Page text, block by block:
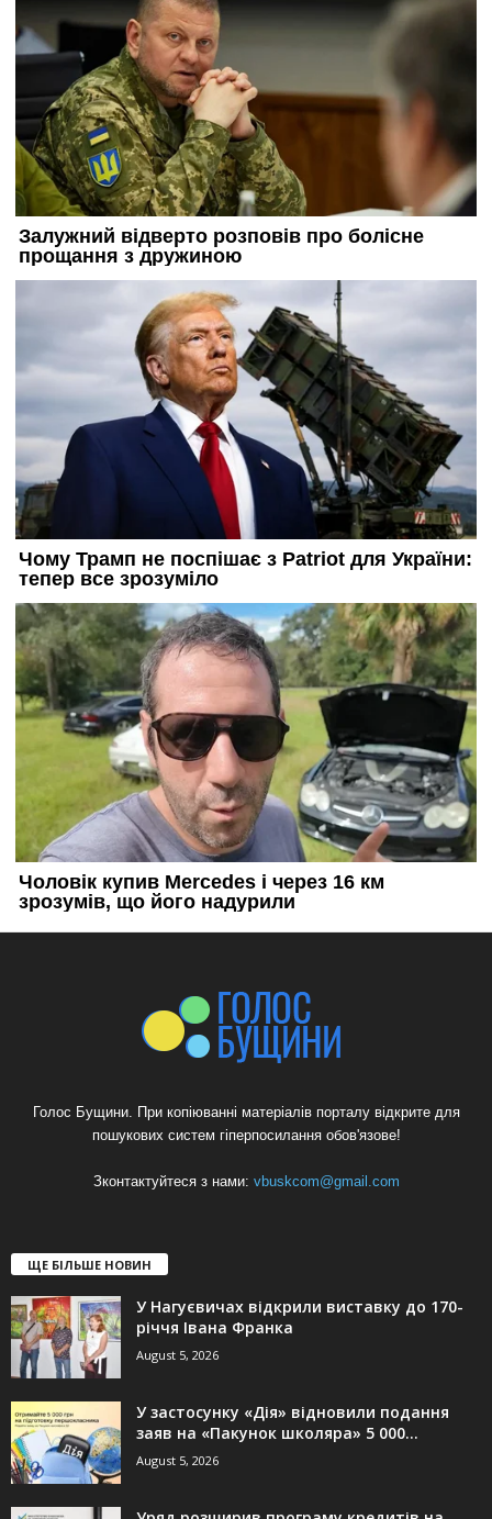
Голос Бущини. При копіюванні матеріалів порталу відкрите для
пошукових систем гіперпосилання обов'язове!
Зконтактуйтеся з нами: vbuskcom@gmail.com
ЩЕ БІЛЬШЕ НОВИН
У Нагуєвичах відкрили виставку до 170-
річчя Івана Франка
August 5, 2026
У застосунку «Дія» відновили подання
заяв на «Пакунок школяра» 5 000...
August 5, 2026